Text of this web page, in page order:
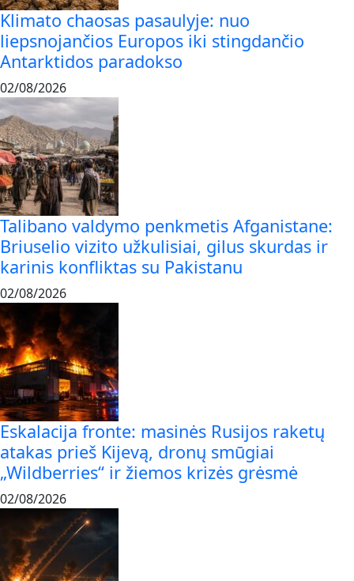
Klimato chaosas pasaulyje: nuo
liepsnojančios Europos iki stingdančio
Antarktidos paradokso
02/08/2026
Talibano valdymo penkmetis Afganistane:
Briuselio vizito užkulisiai, gilus skurdas ir
karinis konfliktas su Pakistanu
02/08/2026
Eskalacija fronte: masinės Rusijos raketų
atakas prieš Kijevą, dronų smūgiai
„Wildberries“ ir žiemos krizės grėsmė
02/08/2026